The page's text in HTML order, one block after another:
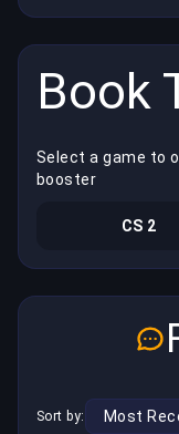
Book
Select a game to
booster
CS 2
Sort by: